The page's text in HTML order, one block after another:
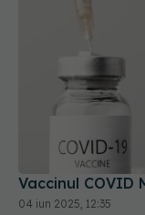
Vaccinul
04 iun 2025, 12:35